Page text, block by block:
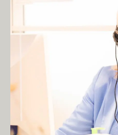
Team
Veelgestelde vragen
Tarieven en betalen
Werken bij